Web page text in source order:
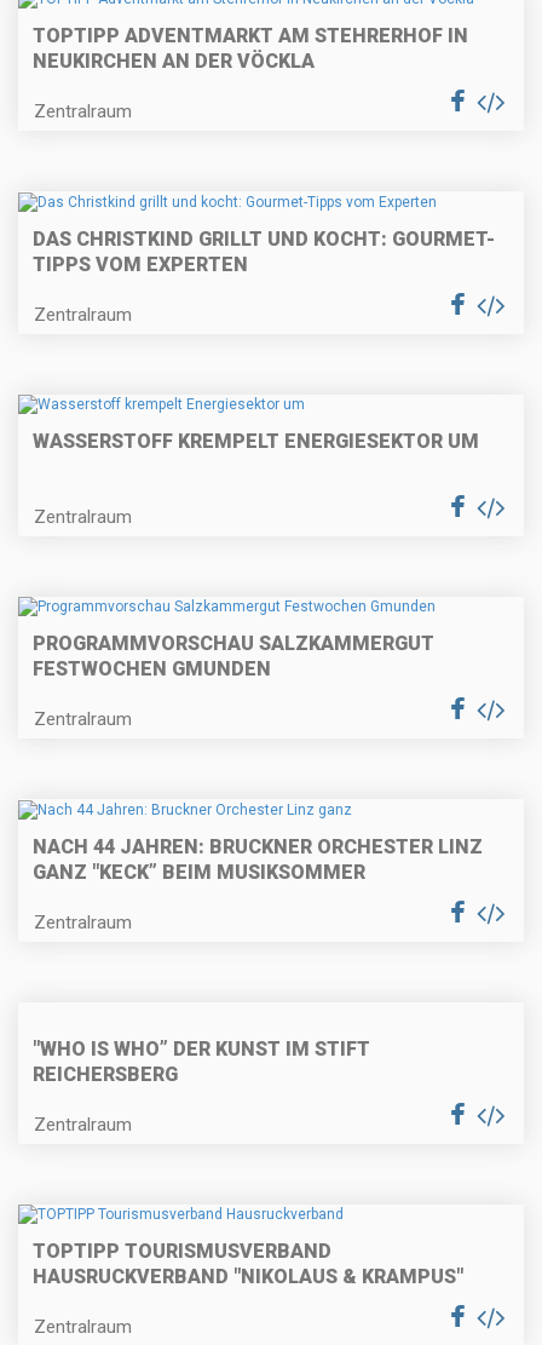
TOPTIPP ADVENTMARKT AM STEHRERHOF IN
NEUKIRCHEN AN DER VÖCKLA
Zentralraum
DAS CHRISTKIND GRILLT UND KOCHT: GOURMET-
TIPPS VOM EXPERTEN
Zentralraum
WASSERSTOFF KREMPELT ENERGIESEKTOR UM
Zentralraum
PROGRAMMVORSCHAU SALZKAMMERGUT
FESTWOCHEN GMUNDEN
Zentralraum
NACH 44 JAHREN: BRUCKNER ORCHESTER LINZ
GANZ "KECK” BEIM MUSIKSOMMER
Zentralraum
"WHO IS WHO” DER KUNST IM STIFT
REICHERSBERG
Zentralraum
TOPTIPP TOURISMUSVERBAND
HAUSRUCKVERBAND "NIKOLAUS & KRAMPUS"
Zentralraum